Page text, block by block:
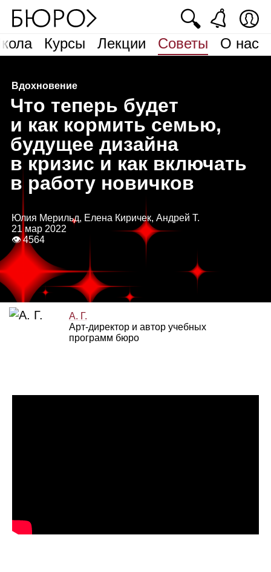
Курсы Лекции Советы О нас
🔍
Вдохновение
Что теперь будет
и как кормить семью,
будущее дизайна
в кризис и как включать
в работу новичков
Юлия Мерильд, Елена Киричек, Андрей Т.
21 мар 2022
👁 4564
А. Г.
Арт‑директор и автор учебных
программ бюро